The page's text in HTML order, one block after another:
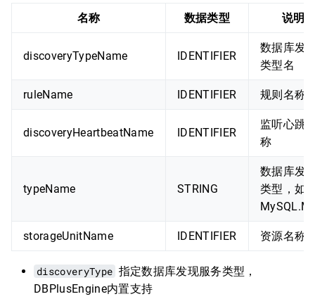
名称 数据类型 说明
discoveryTypeName IDENTIFIER
数据库发
类型名
ruleName IDENTIFIER 规则名称
discoveryHeartbeatName IDENTIFIER
监听心跳
称
typeName STRING
数据库发
类型，如
storageUnitName IDENTIFIER 资源名称
discoveryType 指定数据库发现服务类型，
DBPlusEngine内置支持